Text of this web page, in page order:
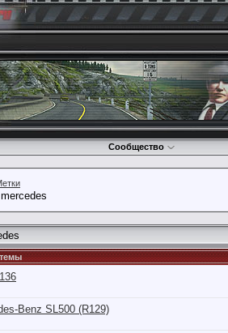
Сообщество
mercedes
Benz SL500 (R129)